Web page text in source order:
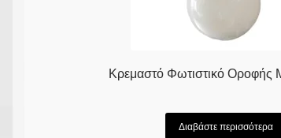
Κρεμαστό Φωτιστικό Οροφής
Διαβάστε περισσότερα